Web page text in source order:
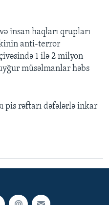
insan haqları qrupları
anti-terror
1 ilə 2 milyon
müsəlmanlar həbs
pis rəftarı dəfələrlə inkar